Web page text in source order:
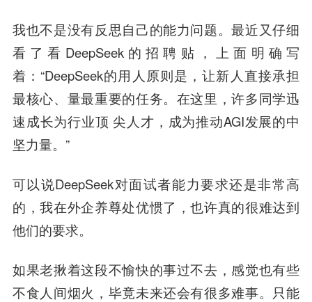
我也不是没有反思自己的能力问题。最近又仔细
看了看DeepSeek的招聘贴，上面明确写
着：“DeepSeek的用人原则是，让新人直接承担
最核心、量最重要的任务。在这里，许多同学迅
速成长为行业顶 尖人才，成为推动AGI发展的中
坚力量。”
可以说DeepSeek对面试者能力要求还是非常高
的，我在外企养尊处优惯了，也许真的很难达到
他们的要求。
如果老揪着这段不愉快的事过不去，感觉也有些
不食人间烟火，毕竟未来还会有很多难事。只能